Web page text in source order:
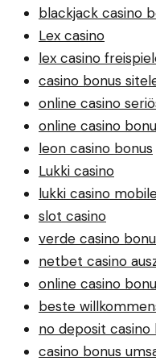
blackjack casino
Lex casino
lex casino
casino bonus
online casino
online casino
leon casino bonus
Lukki casino
lukki casino
slot casino
verde casino
netbet casino
online casino
beste
no deposit casino
casino bonus